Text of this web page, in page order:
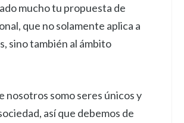
mucho tu propuesta de
que no solamente aplica a
sino también al ámbito
nosotros somo seres únicos y
así que debemos de